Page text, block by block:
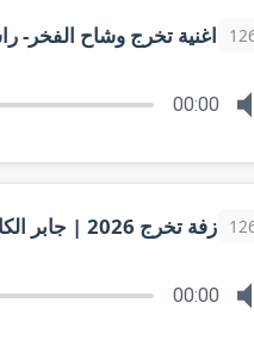
اغنية تخرج وشاح الفخر-
00:00
زفة تخرج 2026 | جابر الكاسر_تخرج بنت الاكابر
00:00